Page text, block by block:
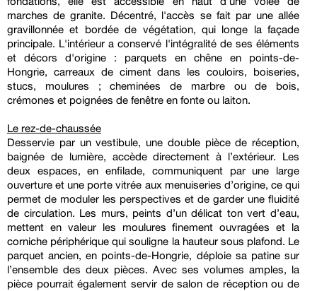
marches de granite. Décentré, l'accès se fait par une allée
gravillonnée et bordée de végétation, qui longe la façade
principale. L'intérieur a conservé l'intégralité de ses éléments
et décors d'origine : parquets en chêne en points-de-
Hongrie, carreaux de ciment dans les couloirs, boiseries,
stucs, moulures ; cheminées de marbre ou de bois,
crémones et poignées de fenêtre en fonte ou laiton.
Le rez-de-chaussée
Desservie par un vestibule, une double pièce de réception,
baignée de lumière, accède directement à l’extérieur. Les
deux espaces, en enfilade, communiquent par une large
ouverture et une porte vitrée aux menuiseries d’origine, ce qui
permet de moduler les perspectives et de garder une fluidité
de circulation. Les murs, peints d’un délicat ton vert d’eau,
mettent en valeur les moulures finement ouvragées et la
corniche périphérique qui souligne la hauteur sous plafond. Le
parquet ancien, en points-de-Hongrie, déploie sa patine sur
l’ensemble des deux pièces. Avec ses volumes amples, la
pièce pourrait également servir de salon de réception ou de